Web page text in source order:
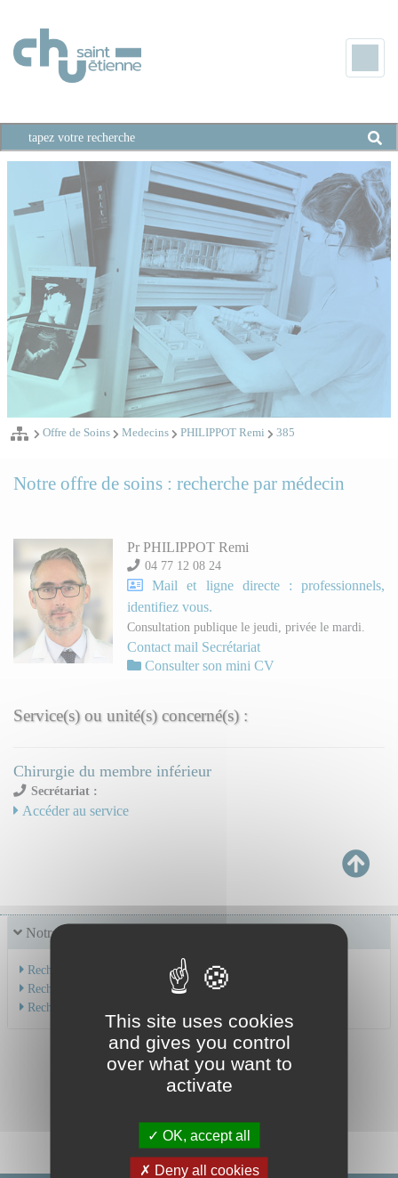
Offre de Soins Medecins PHILIPPOT Remi 385
Notre offre de soins
Recherche par service
Recherche par spécialité
Recherche par médecin
Notre offre de soins : recherche par médecin
Pr PHILIPPOT Remi
04 77 12 08 24
Mail et ligne directe : professionnels,
identifiez vous.
Consultation publique le jeudi, privée le mardi.
Contact mail Secrétariat
Consulter son mini CV
Service(s) ou unité(s) concerné(s) :
Chirurgie du membre inférieur
Secrétariat :
Accéder au service
This site uses cookies
and gives you control
over what you want to
activate
OK, accept all
Deny all cookies